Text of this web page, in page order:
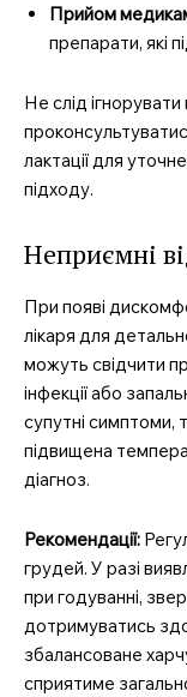
Прийом
препарати, які
Не слід
лактації для
підходу.
Неприємні
При появі
лікаря для
можуть свідчити
інфекції або
супутні симптоми,
підвищена
діагноз.
Рекомендації:
грудей. У разі
при годуванні,
дотримуватись
збалансоване
сприятиме